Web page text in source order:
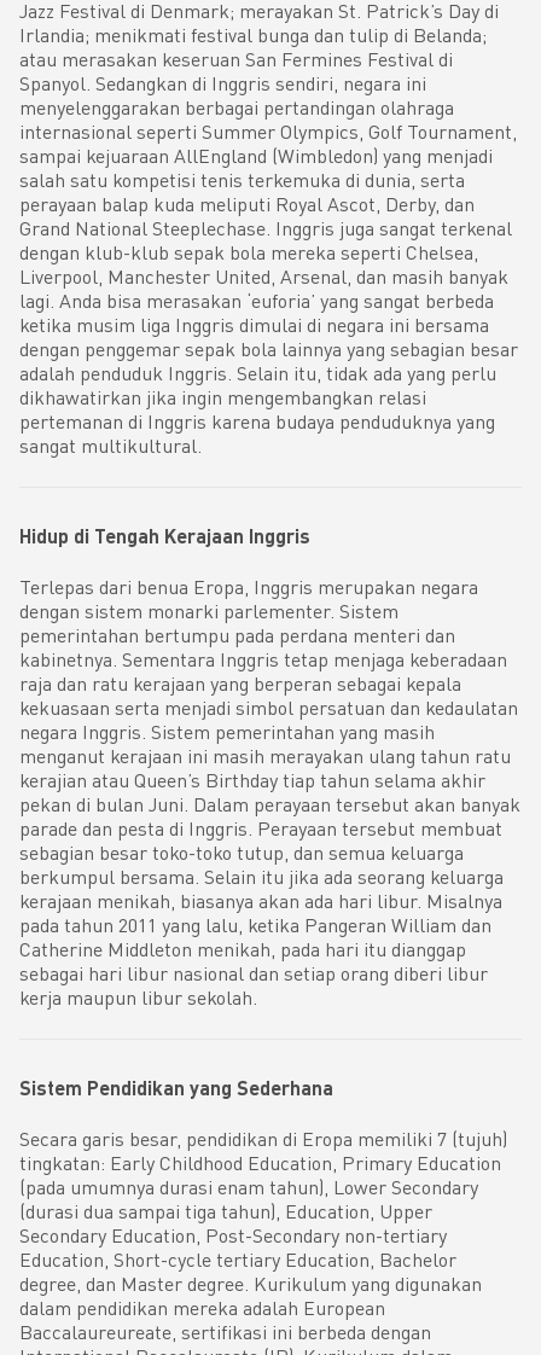
Jazz Festival di Denmark; merayakan St. Patrick’s Day di
Irlandia; menikmati festival bunga dan tulip di Belanda;
atau merasakan keseruan San Fermines Festival di
Spanyol. Sedangkan di Inggris sendiri, negara ini
menyelenggarakan berbagai pertandingan olahraga
internasional seperti Summer Olympics, Golf Tournament,
sampai kejuaraan AllEngland (Wimbledon) yang menjadi
salah satu kompetisi tenis terkemuka di dunia, serta
perayaan balap kuda meliputi Royal Ascot, Derby, dan
Grand National Steeplechase. Inggris juga sangat terkenal
dengan klub-klub sepak bola mereka seperti Chelsea,
Liverpool, Manchester United, Arsenal, dan masih banyak
lagi. Anda bisa merasakan ‘euforia’ yang sangat berbeda
ketika musim liga Inggris dimulai di negara ini bersama
dengan penggemar sepak bola lainnya yang sebagian besar
adalah penduduk Inggris. Selain itu, tidak ada yang perlu
dikhawatirkan jika ingin mengembangkan relasi
pertemanan di Inggris karena budaya penduduknya yang
sangat multikultural.
Hidup di Tengah Kerajaan Inggris
Terlepas dari benua Eropa, Inggris merupakan negara
dengan sistem monarki parlementer. Sistem
pemerintahan bertumpu pada perdana menteri dan
kabinetnya. Sementara Inggris tetap menjaga keberadaan
raja dan ratu kerajaan yang berperan sebagai kepala
kekuasaan serta menjadi simbol persatuan dan kedaulatan
negara Inggris. Sistem pemerintahan yang masih
menganut kerajaan ini masih merayakan ulang tahun ratu
kerajian atau Queen’s Birthday tiap tahun selama akhir
pekan di bulan Juni. Dalam perayaan tersebut akan banyak
parade dan pesta di Inggris. Perayaan tersebut membuat
sebagian besar toko-toko tutup, dan semua keluarga
berkumpul bersama. Selain itu jika ada seorang keluarga
kerajaan menikah, biasanya akan ada hari libur. Misalnya
pada tahun 2011 yang lalu, ketika Pangeran William dan
Catherine Middleton menikah, pada hari itu dianggap
sebagai hari libur nasional dan setiap orang diberi libur
kerja maupun libur sekolah.
Sistem Pendidikan yang Sederhana
Secara garis besar, pendidikan di Eropa memiliki 7 (tujuh)
tingkatan: Early Childhood Education, Primary Education
(pada umumnya durasi enam tahun), Lower Secondary
(durasi dua sampai tiga tahun), Education, Upper
Secondary Education, Post-Secondary non-tertiary
Education, Short-cycle tertiary Education, Bachelor
degree, dan Master degree. Kurikulum yang digunakan
dalam pendidikan mereka adalah European
Baccalaureureate, sertifikasi ini berbeda dengan